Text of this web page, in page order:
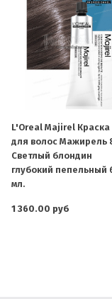
L'Oreal Majirel Краска
для волос Мажирель
Светлый блондин
глубокий пепельный
мл.
1 360.00 руб